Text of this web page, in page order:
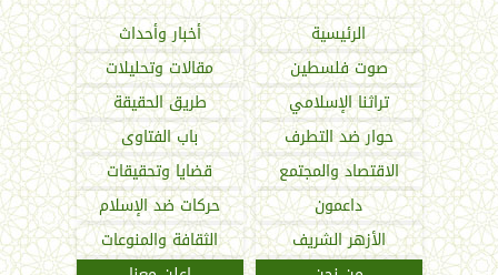
الرئيسية
أخبار وأحداث
صوت فلسطين
مقالات وتحليلات
تراثنا الإسلامي
طريق الحقيقة
حوار ضد التطرف
باب الفتاوى
الاقتصاد والمجتمع
قضايا وتحقيقات
داعمون
حركات ضد الإسلام
الأزهر الشريف
الثقافة والمنوعات